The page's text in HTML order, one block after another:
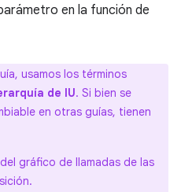
en la función de
usamos los términos
de IU. Si bien se
en otras guías, tienen
gráfico de llamadas de las